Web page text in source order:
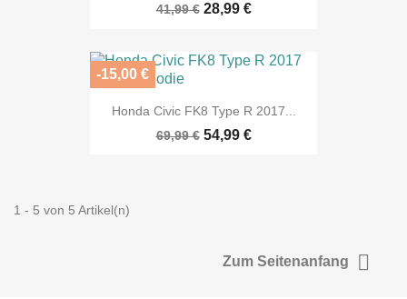
41,99 € 28,99 €
Honda Civic FK8 Type R 2017...
69,99 € 54,99 €
-15,00 €
1 - 5 von 5 Artikel(n)
Zum Seitenanfang 